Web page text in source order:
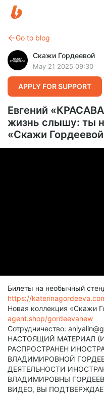
Go to blog
Скажи Гордеевой
May 21 2025 09:30
APPLY FOR SUPPORT
Евгений
жизнь слышу: ты
«Скажи
Билеты на необычный
https://
Новая коллекция «Скажи
agent.shop/gordeevanew
Сотрудничество:
НАСТОЯЩИЙ МАТЕРИАЛ
РАСПРОСТРАНЕН
ВЛАДИМИРОВНОЙ
ДЕЯТЕЛЬНОСТИ
ВЛАДИМИРОВНЫ
ВИДЕО, ВЫ